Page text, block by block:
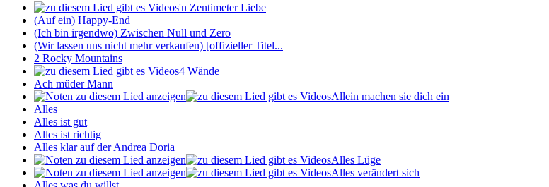
'n Zentimeter Liebe
(Auf ein) Happy-End
(Ich bin irgendwo) Zwischen Null und Zero
(Wir lassen uns nicht mehr verkaufen) [offizieller Titel...
2 Rocky Mountains
4 Wände
Ach müder Mann
Allein machen sie dich ein
Alles
Alles ist gut
Alles ist richtig
Alles klar auf der Andrea Doria
Alles Lüge
Alles verändert sich